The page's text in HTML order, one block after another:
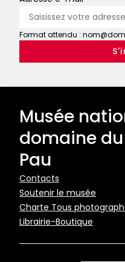
mariage
de
de
Format attendu :
Musée
domaine
Pau
Pied
de
page
Contacts
Soutenir le musée
Charte Tous
Librairie-Boutique